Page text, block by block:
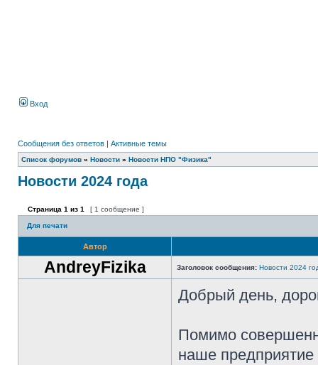
Вход
Сообщения без ответов | Активные темы
Список форумов » Новости » Новости НПО "Физика"
Новости 2024 года
Страница 1 из 1 [ 1 сообщение ]
Для печати
Автор
AndreyFizika Заголовок сообщения: Новости 2024
Добрый день,
Помимо
наше